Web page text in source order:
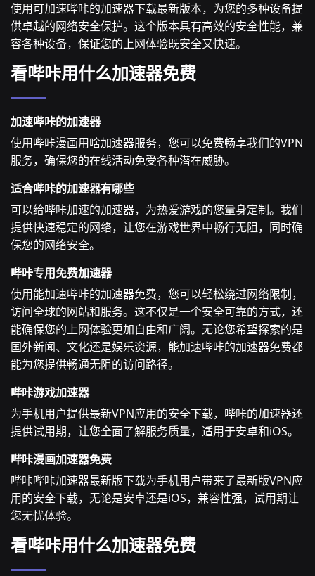
使用可加速哔咔的加速器下载最新版本，为您的多种设备提
供卓越的网络安全保护。这个版本具有高效的安全性能，兼
容各种设备，保证您的上网体验既安全又快速。
看哔咔用什么加速器免费
加速哔咔的加速器
使用哔咔漫画用啥加速器服务，您可以免费畅享我们的VPN
服务，确保您的在线活动免受各种潜在威胁。
适合哔咔的加速器有哪些
可以给哔咔加速的加速器，为热爱游戏的您量身定制。我们
提供快速稳定的网络，让您在游戏世界中畅行无阻，同时确
保您的网络安全。
哔咔专用免费加速器
使用能加速哔咔的加速器免费，您可以轻松绕过网络限制，
访问全球的网站和服务。这不仅是一个安全可靠的方式，还
能确保您的上网体验更加自由和广阔。无论您希望探索的是
国外新闻、文化还是娱乐资源，能加速哔咔的加速器免费都
能为您提供畅通无阻的访问路径。
哔咔游戏加速器
为手机用户提供最新VPN应用的安全下载，哔咔的加速器还
提供试用期，让您全面了解服务质量，适用于安卓和iOS。
哔咔漫画加速器免费
哔咔哔咔加速器最新版下载为手机用户带来了最新版VPN应
用的安全下载，无论是安卓还是iOS，兼容性强，试用期让
您无忧体验。
看哔咔用什么加速器免费